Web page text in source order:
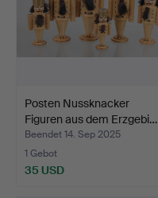
Posten Nussknacker
Figuren aus dem Erzgebi…
Beendet 14. Sep 2025
1 Gebot
35 USD